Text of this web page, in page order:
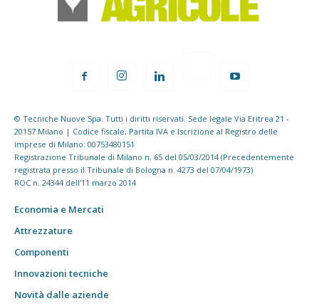
© Tecniche Nuove Spa. Tutti i diritti riservati. Sede legale Via Eritrea 21 -
20157 Milano | Codice fiscale, Partita IVA e Iscrizione al Registro delle
imprese di Milano: 00753480151
Registrazione Tribunale di Milano n. 65 del 05/03/2014 (Precedentemente
registrata presso il Tribunale di Bologna n. 4273 del 07/04/1973)
ROC n. 24344 dell'11 marzo 2014
Economia e Mercati
Attrezzature
Componenti
Innovazioni tecniche
Novità dalle aziende